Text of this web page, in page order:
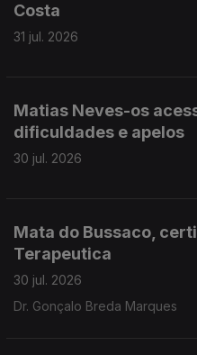
Costa
31 jul. 2026
Matias Neves-os
dificuldades e apelos
30 jul. 2026
Mata do Bussaco,
Terapeutica
30 jul. 2026
Dr. Gonçalo Breda Marques